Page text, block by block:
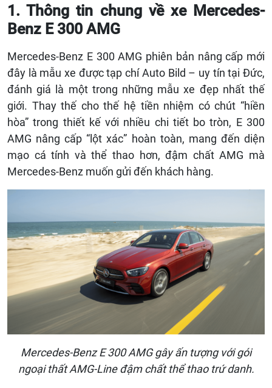
1. Thông tin chung về xe Mercedes-
Benz E 300 AMG
Mercedes-Benz E 300 AMG phiên bản nâng cấp mới
đây là mẫu xe được tạp chí Auto Bild – uy tín tại Đức,
đánh giá là một trong những mẫu xe đẹp nhất thế
giới. Thay thế cho thế hệ tiền nhiệm có chút “hiền
hòa” trong thiết kế với nhiều chi tiết bo tròn, E 300
AMG nâng cấp “lột xác” hoàn toàn, mang đến diện
mạo cá tính và thể thao hơn, đậm chất AMG mà
Mercedes-Benz muốn gửi đến khách hàng.
Mercedes-Benz E 300 AMG gây ấn tượng với gói
ngoại thất AMG-Line đậm chất thể thao trứ danh.